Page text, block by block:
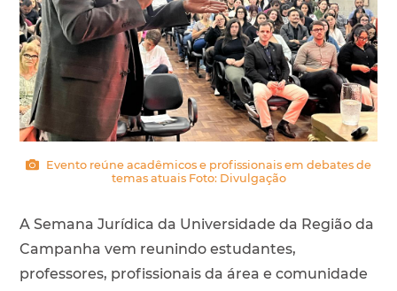
Evento reúne acadêmicos e profissionais em debates de
temas atuais Foto: Divulgação
A Semana Jurídica da Universidade da Região da
Campanha vem reunindo estudantes,
professores, profissionais da área e comunidade